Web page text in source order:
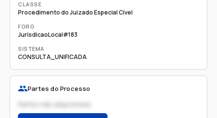
CLASSE
Procedimento do Juizado Especial Cível
FORO
JurisdicaoLocal#183
SISTEMA
CONSULTA_UNIFICADA
Partes do Processo
Partes não disponíveis